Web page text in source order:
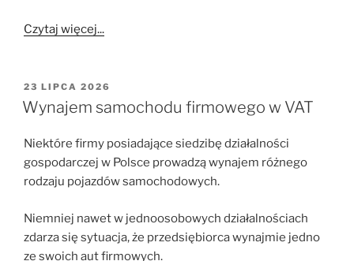
Czytaj więcej...
OPUBLIKOWANE
W
23 LIPCA 2026
Wynajem samochodu firmowego w VAT
Niektóre firmy posiadające siedzibę działalności
gospodarczej w Polsce prowadzą wynajem różnego
rodzaju pojazdów samochodowych.
Niemniej nawet w jednoosobowych działalnościach
zdarza się sytuacja, że przedsiębiorca wynajmie jedno
ze swoich aut firmowych.